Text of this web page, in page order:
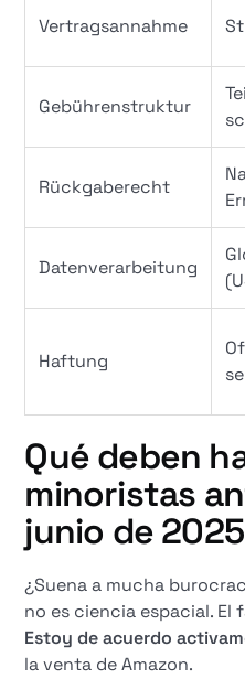
Vertragsannahme
Gebührenstruktur
Rückgaberecht
Datenverarbeitung
Haftung
Qué deben
minoristas
junio de 2025
¿Suena a mucha
no es ciencia espacial. El
Estoy de acuerdo
la venta de Amazon.